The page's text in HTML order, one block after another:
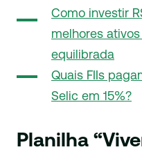
Como investir
melhores
equilibrada
Quais FIIs
Selic em 15%?
Planilha